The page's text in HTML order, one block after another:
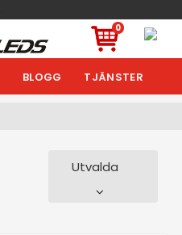
0
BLOGG TJÄNSTER